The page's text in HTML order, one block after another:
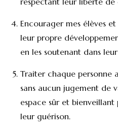
Encourager mes élèves
leur propre
en les soutenant dans
Traiter chaque personne
sans aucun jugement de
espace sûr et
leur guérison.